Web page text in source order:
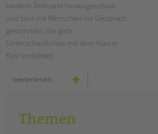
STADTTEILARBEIT
PROFIL | LEITBILD
Bereiche im Überblick
Unsere Videos
schoolcoach BTL
tandem international
tandem-Tellerand hinausgeschaut
und sind mit Menschen ins Gespräch
gekommen, die ganz
Unterschiedliches mit dem Harzer
Kiez verbindet.
weiterlesen menschen
Themen